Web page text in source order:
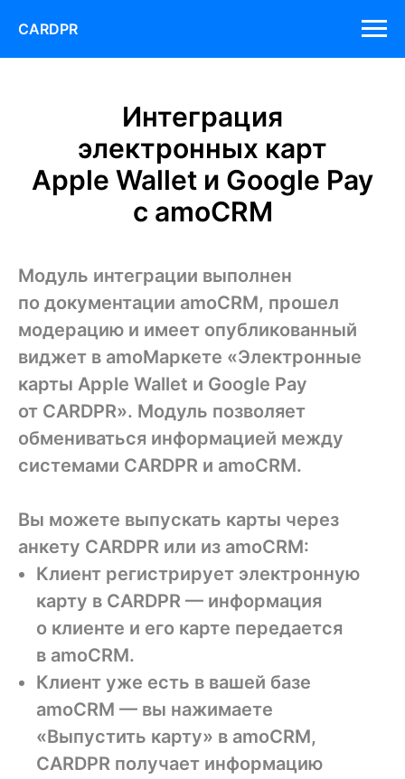
CARDPR
Интеграция
электронных карт
Apple Wallet и Google Pay
с amoCRM
Модуль интеграции выполнен
по документации amoCRM, прошел
модерацию и имеет опубликованный
виджет в amoМаркете «Электронные
карты Apple Wallet и Google Pay
от CARDPR». Модуль позволяет
обмениваться информацией между
системами CARDPR и amoCRM.
Вы можете выпускать карты через
анкету CARDPR или из amoCRM:
Клиент регистрирует электронную
карту в CARDPR — информация
о клиенте и его карте передается
в amoCRM.
Клиент уже есть в вашей базе
amoCRM — вы нажимаете
«Выпустить карту» в amoCRM,
CARDPR получает информацию